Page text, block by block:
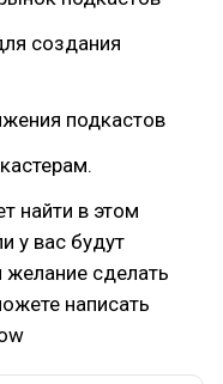
создания
подкастов
найти в этом
у вас будут
желание сделать
написать